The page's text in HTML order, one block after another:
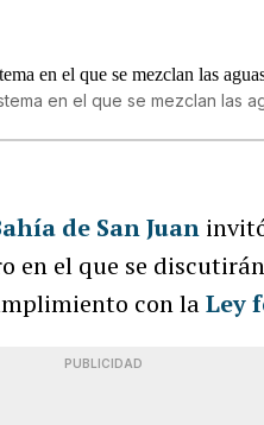
en el que se mezclan las
de San Juan
el que se
con laLey
PUBLICIDAD